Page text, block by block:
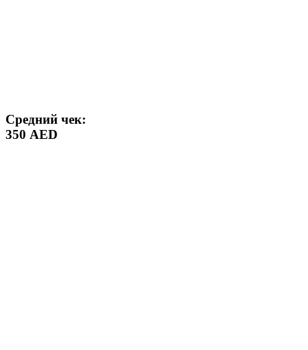
Средний чек:
350 AED